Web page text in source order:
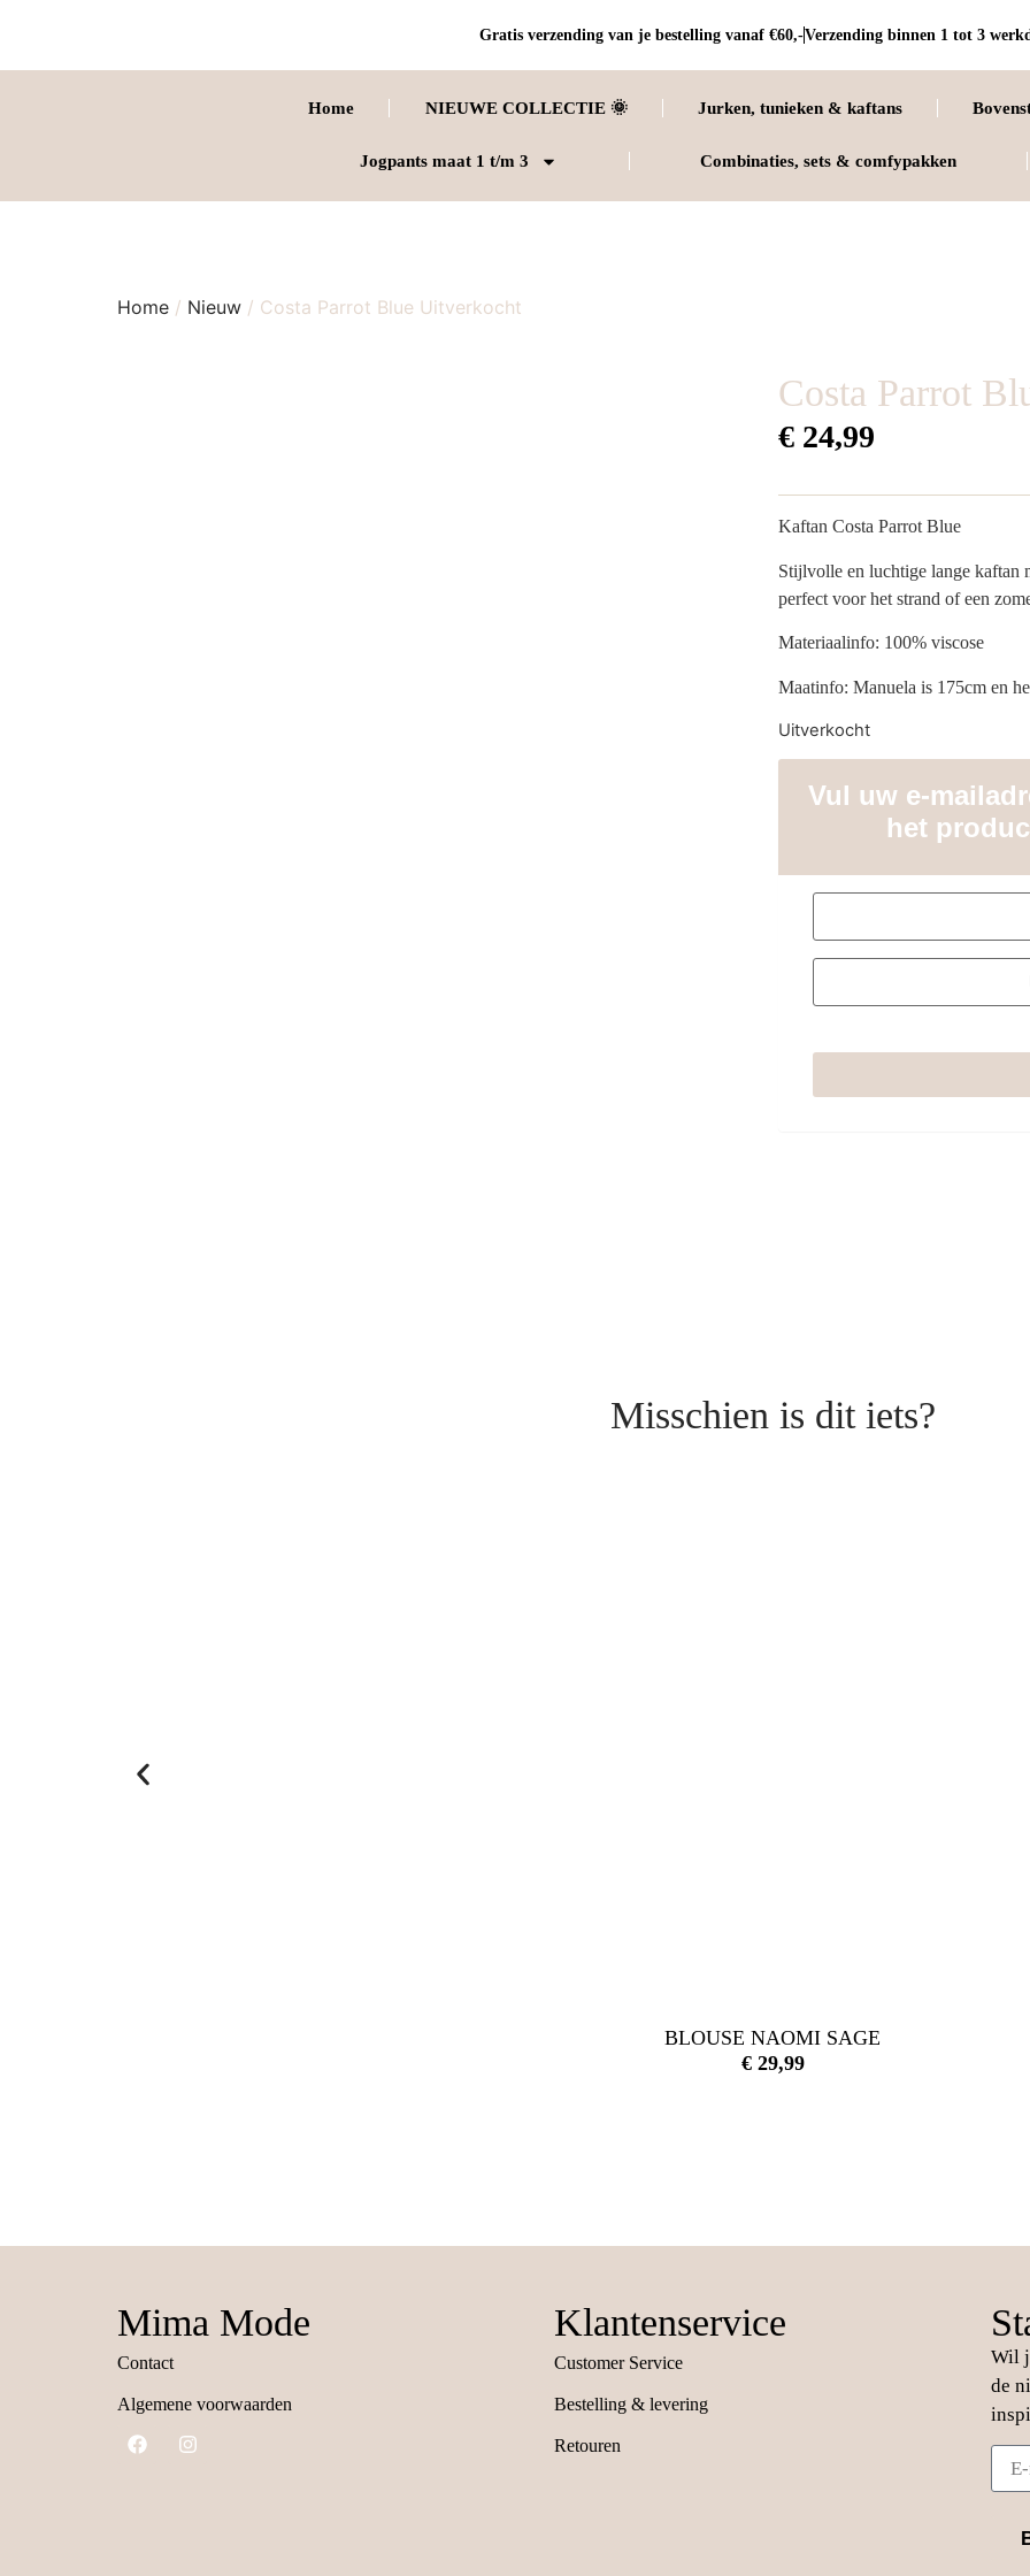
Gratis verzending van je bestelling vanaf €60,-Verzending binnen 1 tot 3
Home NIEUWE COLLECTIE 🌞 Jurken, tunieken & kaftans
Jogpants maat 1 t/m 3 Combinaties, sets & comfypakken
Home / Nieuw / Costa Parrot Blue Uitverkocht
Costa Parrot
€24,99
Kaftan Costa Parrot Blue
Stijlvolle en luchtige lange kaftan
perfect voor het strand of een
Materiaalinfo: 100% viscose
Maatinfo: Manuela is 175cm en
Uitverkocht
Vul uw e-
het
Misschien is dit iets?
BLOUSE NAOMI SAGE
€29,99
Mima Mode
Contact
Algemene voorwaarden
Klantenservice
Customer Service
Bestelling & levering
Retouren
Wil
de